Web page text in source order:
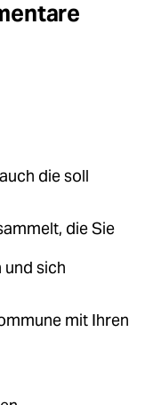
die soll
die Sie
sich
mit Ihren